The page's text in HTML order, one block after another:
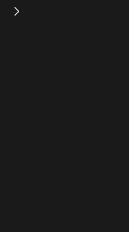
でも興味を示さない。ところが一心
（いっしん）と遊子（ゆず）に付き